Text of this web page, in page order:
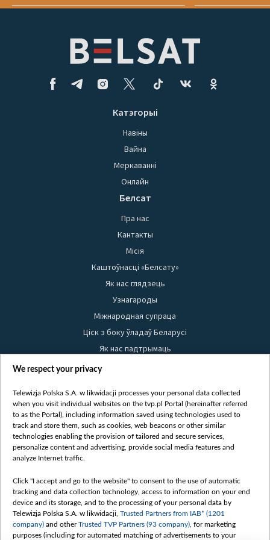
Катэгорыі
Навіны
Вайна
Меркаванні
Онлайн
Белсат
Пра нас
Кантакты
Місія
Каштоўнасці «Белсату»
Як нас глядзець
Узнагароды
Міжнародная супраца
Ціск з боку ўладаў Беларусі
Як нас падтрымаць
Правілы выкарыстання матэрыялаў
Бяспека
Youtube
Белсат news
Белсат Shorts
Жэстачайшы мульт
Belsat English
Biełsat PL
Белсат Now
We respect your privacy
Telewizja Polska S.A. w likwidacji processes your personal data collected
when you visit individual websites on the tvp.pl Portal (hereinafter referred
to as the Portal), including information saved using technologies used to
track and store them, such as cookies, web beacons or other similar
technologies enabling the provision of tailored and secure services,
personalize content and advertising, provide social media features and
analyze Internet traffic.
Click "I accept and go to the website" to consent to the use of automatic
tracking and data collection technology, access to information on your end
device and its storage, and to the processing of your personal data by
Telewizja Polska S.A. w likwidacji, Trusted Partners from IAB* (1201
company) and otherTrusted TVP Partners (93 company) , for marketing
purposes (including for automated matching of advertisements to your